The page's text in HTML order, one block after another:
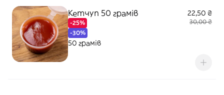
Кетчуп 50 грамів
-25%
-30%
22,50 ₴
30,00 ₴
50 грамів